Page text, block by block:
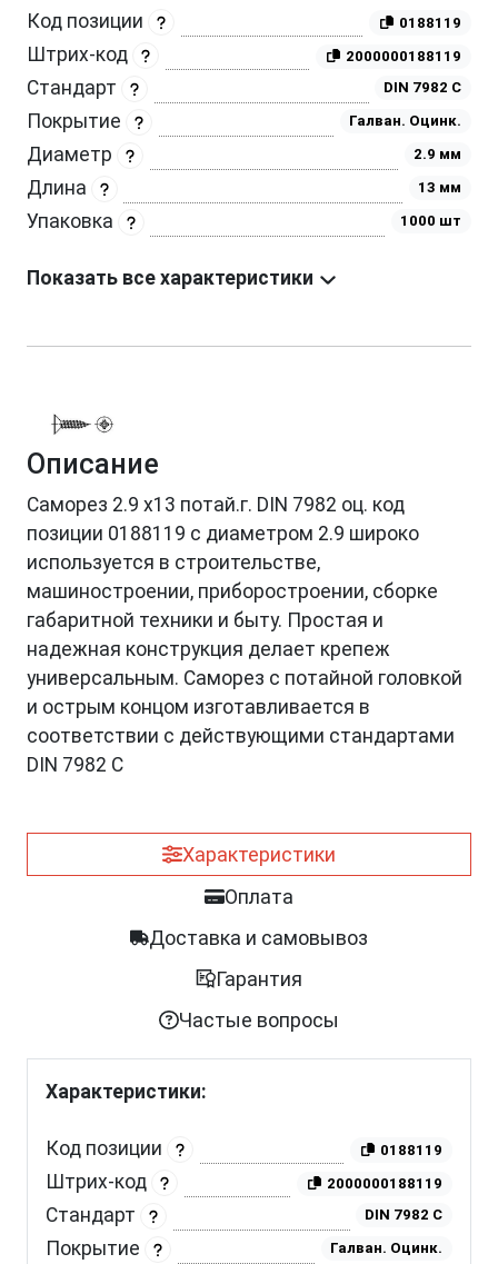
Код позиции 0188119
Штрих-код 2000000188119
Стандарт DIN 7982 C
Покрытие Галван. Оцинк.
Диаметр 2.9 мм
Длина 13 мм
Упаковка 1000 шт
Показать все характеристики
Описание
Саморез 2.9 х13 потай.г. DIN 7982 оц. код
позиции 0188119 с диаметром 2.9 широко
используется в строительстве,
машиностроении, приборостроении, сборке
габаритной техники и быту. Простая и
надежная конструкция делает крепеж
универсальным. Саморез с потайной головкой
и острым концом изготавливается в
соответствии с действующими стандартами
DIN 7982 C
Характеристики
Оплата
Доставка и самовывоз
Гарантия
Частые вопросы
Характеристики:
Код позиции 0188119
Штрих-код 2000000188119
Стандарт DIN 7982 C
Покрытие Галван. Оцинк.